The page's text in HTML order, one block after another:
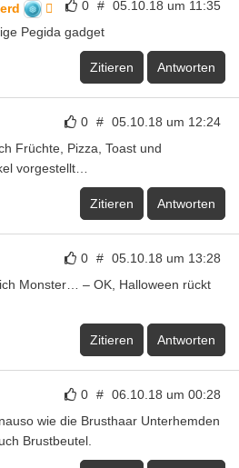
0 # 05.10.18 um 11:35
Pegida gadget
Zitieren Antworten
0 # 05.10.18 um 12:24
Früchte, Pizza, Toast und
vorgestellt…
Zitieren Antworten
0 # 05.10.18 um 13:28
Monster… – OK, Halloween rückt
Zitieren Antworten
0 # 06.10.18 um 00:28
wie die Brusthaar Unterhemden
Brustbeutel.